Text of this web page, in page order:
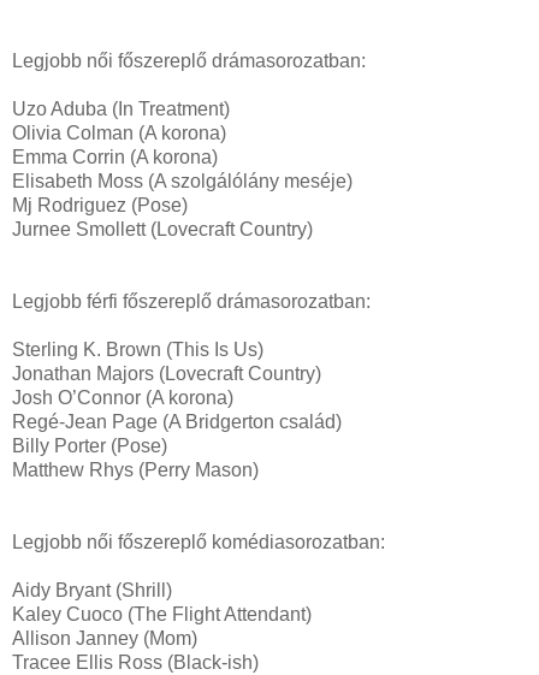
Legjobb női főszereplő drámasorozatban:
Uzo Aduba (In Treatment)
Olivia Colman (A korona)
Emma Corrin (A korona)
Elisabeth Moss (A szolgálólány meséje)
Mj Rodriguez (Pose)
Jurnee Smollett (Lovecraft Country)
Legjobb férfi főszereplő drámasorozatban:
Sterling K. Brown (This Is Us)
Jonathan Majors (Lovecraft Country)
Josh O’Connor (A korona)
Regé-Jean Page (A Bridgerton család)
Billy Porter (Pose)
Matthew Rhys (Perry Mason)
Legjobb női főszereplő komédiasorozatban:
Aidy Bryant (Shrill)
Kaley Cuoco (The Flight Attendant)
Allison Janney (Mom)
Tracee Ellis Ross (Black-ish)